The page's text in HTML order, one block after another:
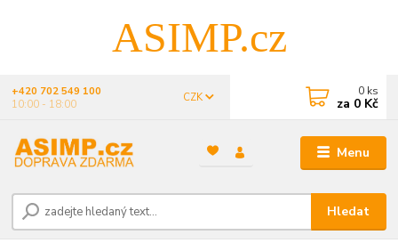
ASIMP.cz
Menu
CZK
Hledat
+420 702 549 100
10:00 - 18:00
0 ks
za 0 Kč